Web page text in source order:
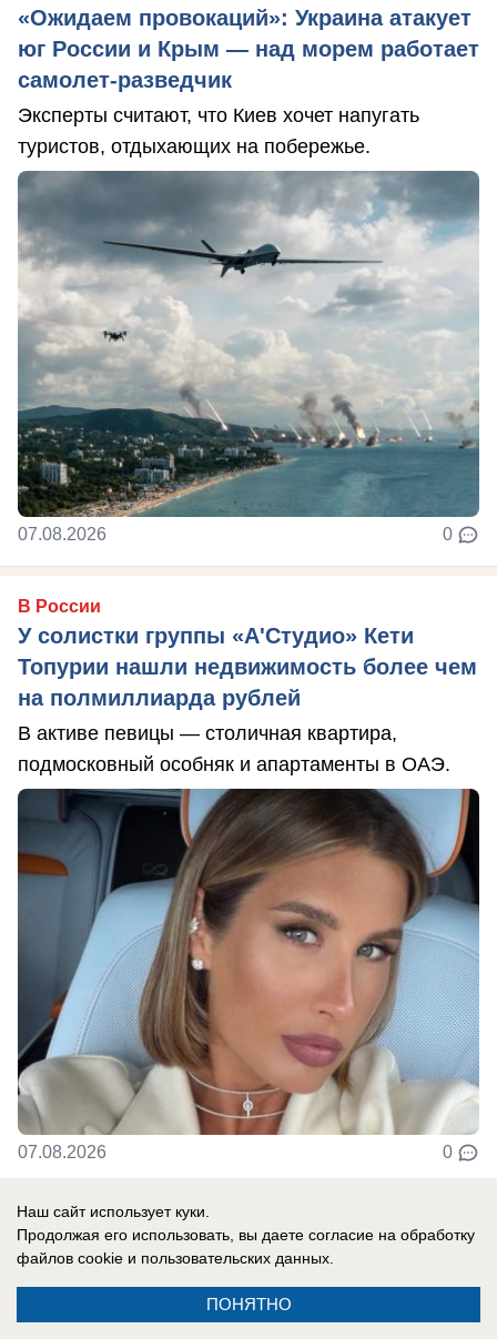
«Ожидаем провокаций»: Украина атакует
юг России и Крым — над морем работает
самолет-разведчик
Эксперты считают, что Киев хочет напугать
туристов, отдыхающих на побережье.
07.08.2026 0
В России
У солистки группы «А'Студио» Кети
Топурии нашли недвижимость более чем
на полмиллиарда рублей
В активе певицы — столичная квартира,
подмосковный особняк и апартаменты в ОАЭ.
07.08.2026 0
«Там, где бьют москаля, Польша
оказывает помощь»: президент страны
сделал агрессивное заявление в адрес
Наш сайт использует куки.
Продолжая его использовать, вы даете согласие на обработку
файлов cookie и пользовательских данных.
ПОНЯТНО